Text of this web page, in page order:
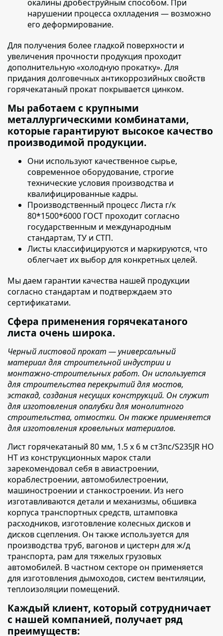
окалины дробеструйным способом. При
нарушении процесса охлладения — возможно
его деформирование.
Для получения более гладкой поверхности и
увеличения прочности продукция проходит
дополнительную «холодную прокатку». Для
придания долговечных антикоррозийных свойств
горячекатаный прокат покрывается цинком.
Мы работаем с крупными
металлургическими комбинатами,
которые гарантируют высокое качество
производимой продукции.
Они используют качественное сырье,
современное оборудование, строгие
технические условия производства и
квалифицированные кадры.
Производственный процесс Листа г/к
80*1500*6000 ГОСТ проходит согласно
государственным и международным
стандартам, ТУ и СТП.
Листы классифицируются и маркируются, что
облегчает их выбор для конкретных целей.
Мы даем гарантии качества нашей продукции
согласно стандартам и подтверждаем это
сертификатами.
Сфера применения горячекатаного
листа очень широка.
Черный листовой прокат — универсальный
материал для строительной индустрии и
монтажно-строительных работ. Он используется
для строительства перекрытий для мостов,
эстакад, создания несущих конструкций. Он служит
для изготовления опалубки для монолитного
строительства, отмостки. Он также применяется
для изготовления кровельных материалов.
Лист горячекатаный 80 мм, 1.5 х 6 м ст3пс/S235JR НО
НТ из конструкционных марок стали
зарекомендовал себя в авиастроении,
кораблестроении, автомобилестроении,
машиностроении и станкостроении. Из него
изготавливаются детали и механизмы, обшивка
корпуса транспортных средств, штамповка
расходников, изготовление колесных дисков и
дисков сцепления. Он также используется для
производства труб, вагонов и цистерн для ж/д
транспорта, рам для тяжелых грузовых
автомобилей. В частном секторе он применяется
для изготовления дымоходов, систем вентиляции,
теплоизоляции помещений.
Каждый клиент, который сотрудничает
с нашей компанией, получает ряд
преимуществ: